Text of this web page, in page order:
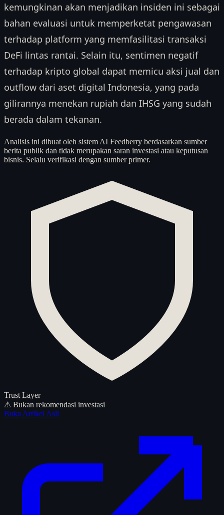
kemungkinan akan menjadikan insiden ini sebagai
bahan evaluasi untuk memperketat pengawasan
terhadap platform yang memfasilitasi transaksi
DeFi lintas rantai. Selain itu, sentimen negatif
terhadap kripto global dapat memicu aksi jual dan
outflow dari aset digital Indonesia, yang pada
gilirannya menekan rupiah dan IHSG yang sudah
berada dalam tekanan.
Analisis ini dibuat oleh sistem AI Feedberry berdasarkan sumber
berita publik dan tidak merupakan saran investasi atau keputusan
bisnis. Selalu verifikasi dengan sumber primer.
Trust Layer
⚠ Bukan rekomendasi investasi
Buka Artikel Asli